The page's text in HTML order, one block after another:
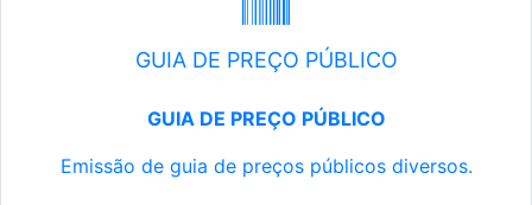
GUIA DE PREÇO PÚBLICO
GUIA DE PREÇO PÚBLICO
Emissão de guia de preços públicos diversos.